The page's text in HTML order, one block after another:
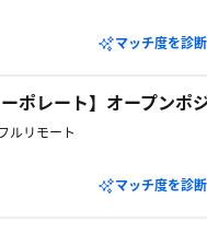
マッチ度を診
ポレート】オープンポ
ルリモート
マッチ度を診